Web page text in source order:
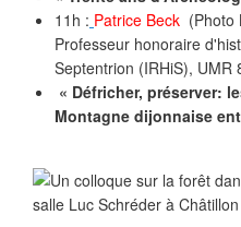
11h : Patrice Beck (Photo
Professeur honoraire
Septentrion (IRHiS), UMR
« Défricher, préserver:
Montagne dijonnaise